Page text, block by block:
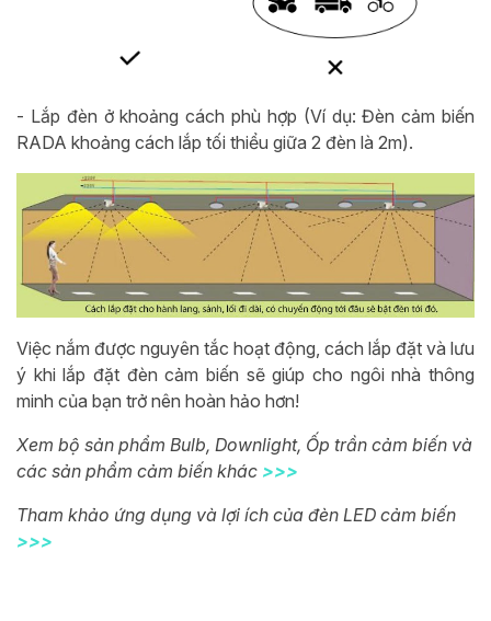
- Lắp đèn ở khoảng cách phù hợp (Ví dụ: Đèn cảm biến
RADA khoảng cách lắp tối thiểu giữa 2 đèn là 2m).
Việc nắm được nguyên tắc hoạt động, cách lắp đặt và lưu
ý khi lắp đặt đèn cảm biến sẽ giúp cho ngôi nhà thông
minh của bạn trở nên hoàn hảo hơn!
Xem bộ sản phẩm Bulb, Downlight, Ốp trần cảm biến và
các sản phẩm cảm biến khác >>>
Tham khảo ứng dụng và lợi ích của đèn LED cảm biến
>>>